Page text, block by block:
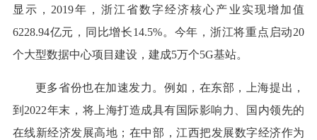
显示，2019年，浙江省数字经济核心产业实现增加值
6228.94亿元，同比增长14.5%。今年，浙江将重点启动20
个大型数据中心项目建设，建成5万个5G基站。
更多省份也在加速发力。例如，在东部，上海提出，
到2022年末，将上海打造成具有国际影响力、国内领先的
在线新经济发展高地；在中部，江西把发展数字经济作为